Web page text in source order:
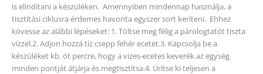
is elindítani a készüléken. Amennyiben mindennap használja, a
tisztítási ciklusra érdemes havonta egyszer sort keríteni. Ehhez
kövesse az alábbi lépéseket: 1. Töltse meg félig a párologtatót tiszta
vízzel.2. Adjon hozzá tíz csepp fehér ecetet.3. Kapcsolja be a
készüléket kb. öt percre, hogy a vizes-ecetes keverék az egység
minden pontját átjárja és megtisztítsa.4. Ürítse ki teljesen a